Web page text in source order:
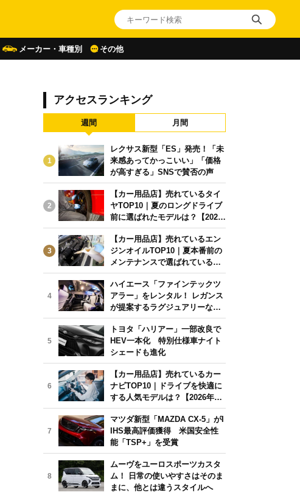
メーカー・車種別 その他
アクセスランキング
週間 月間
1
レクサス新型「ES」発売！「未
来感あってかっこいい」「価格
が高すぎる」SNSで賛否の声
2
【カー用品店】売れているタイ
ヤTOP10｜夏のロングドライブ
前に選ばれたモデルは？【2026
年6月版】
3
【カー用品店】売れているエン
ジンオイルTOP10｜夏本番前の
メンテナンスで選ばれている人
気モデルは？【2026年6月版】
4
ハイエース「ファインテックツ
アラー」をレンタル！ レガンス
が提案するラグジュアリーな移
動体験
5
トヨタ「ハリアー」一部改良で
HEV一本化 特別仕様車ナイト
シェードも進化
6
【カー用品店】売れているカー
ナビTOP10｜ドライブを快適に
する人気モデルは？【2026年6
月版】
7
マツダ新型「MAZDA CX-5」がI
IHS最高評価獲得 米国安全性
能「TSP+」を受賞
8
ムーヴをユーロスポーツカスタ
ム！ 日常の使いやすさはそのま
まに、他とは違うスタイルへ